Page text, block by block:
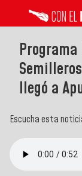
llegó a
Escucha esta